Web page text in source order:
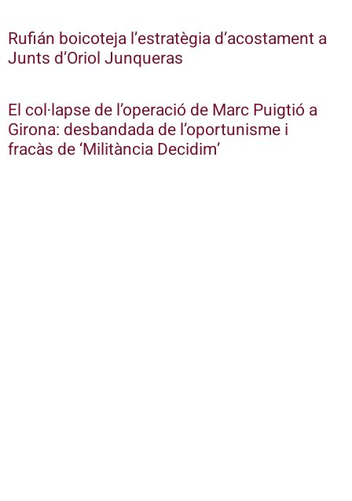
Rufián boicoteja l’estratègia d’acostament a
Junts d’Oriol Junqueras
El col·lapse de l’operació de Marc Puigtió a
Girona: desbandada de l’oportunisme i
fracàs de ‘Militància Decidim’